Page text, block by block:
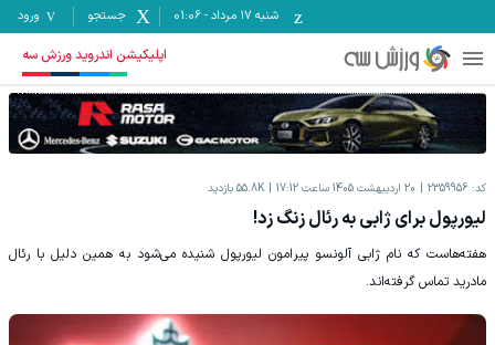
شنبه ۱۷ مرداد -
01:06 جستجو ورود
اپلیکیشن اندروید ورزش سه
کد: 2359956 20 اردیبهشت 1405 ساعت 17:12 55.8K بازدید
لیورپول برای ژابی به رئال زنگ زد!
هفته‌هاست که نام ژابی آلونسو پیرامون لیورپول شنیده می‌شود به همین دلیل با رئال
مادرید تماس گرفته‌اند.